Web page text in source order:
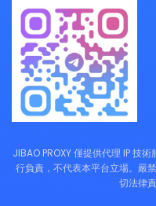
JIBAO PROXY 僅提供代理 IP 技
行負責，不代表本平台立場。嚴
切法律